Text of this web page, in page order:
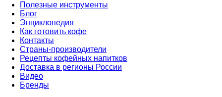
Полезные инструменты
Блог
Энциклопедия
Как готовить кофе
Контакты
Страны-производители
Рецепты кофейных напитков
Доставка в регионы России
Видео
Бренды